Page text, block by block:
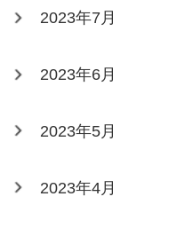
2023年7月
2023年6月
2023年5月
2023年4月